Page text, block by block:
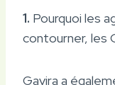
1. Pourquoi les
contourner, les
Gavira a